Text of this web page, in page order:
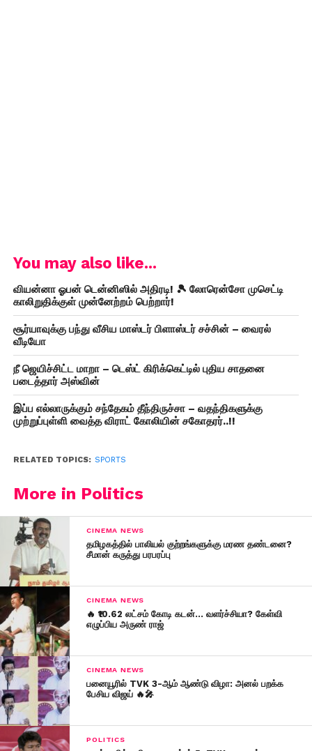
You may also like...
வியன்னா ஓபன் டென்னிஸில் அதிரடி! 🎾 லோரென்சோ முசெட்டி
காலிறுதிக்குள் முன்னேற்றம் பெற்றார்!
சூர்யாவுக்கு பந்து வீசிய மாஸ்டர் பிளாஸ்டர் சச்சின் – வைரல்
வீடியோ
நீ ஜெயிச்சிட்ட மாறா – டெஸ்ட் கிரிக்கெட்டில் புதிய சாதனை
படைத்தார் அஸ்வின்
இப்ப எல்லாருக்கும் சந்தேகம் தீந்திருச்சா – வதந்திகளுக்கு
முற்றுப்புள்ளி வைத்த விராட் கோலியின் சகோதரர்..!!
RELATED TOPICS: SPORTS
More in Politics
CINEMA NEWS
தமிழகத்தில் பாலியல் குற்றங்களுக்கு மரண தண்டனை?
சீமான் கருத்து பரபரப்பு
CINEMA NEWS
🔥 ₹10.62 லட்சம் கோடி கடன்… வளர்ச்சியா? கேள்வி
எழுப்பிய அருண் ராஜ்
CINEMA NEWS
பனையூரில் TVK 3-ஆம் ஆண்டு விழா: அனல் பறக்க
பேசிய விஜய் 🔥🎤
POLITICS